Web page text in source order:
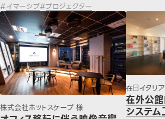
#イマーシブ#プロジェクター
オフィス移転に伴う映像音響機器の入
株式会社ホットスケープ 様
在外公
在日イタリ
在外公
システム